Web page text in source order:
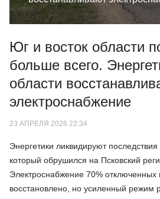
Юг и восток области
больше всего.
области
электроснабжение
23 АПРЕЛЯ 2026 22:34
Энергетики ликвидируют последствия
который обрушился на Псковский
Электроснабжение 70% отключенных
восстановлено, но усиленный режим